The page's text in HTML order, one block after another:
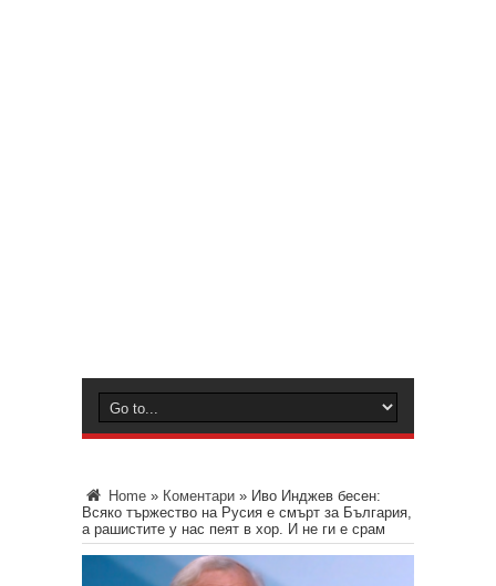
Home » Коментари » Иво Инджев бесен:
Всяко тържество на Русия е смърт за България,
а рашистите у нас пеят в хор. И не ги е срам